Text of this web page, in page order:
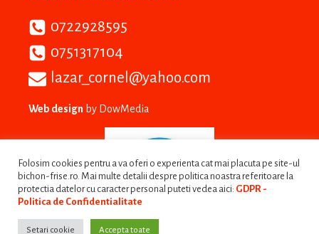
0722928595
0751317104
lazar_cornel@yahoo.com
Web design by DowMedia
Folosim cookies pentru a va oferi o experienta cat mai placuta pe site-ul
bichon-frise.ro. Mai multe detalii despre politica noastra referitoare la
protectia datelor cu caracter personal puteti vedea aici: GDPR -
Politica de Confidentialitate
Setari cookie Accepta toate